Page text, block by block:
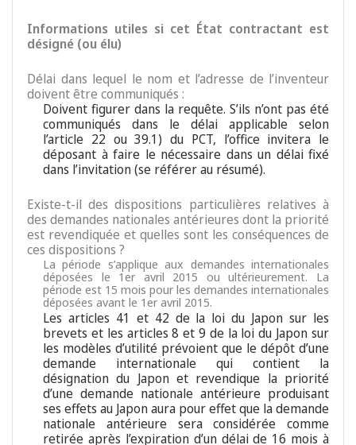
Informations utiles si cet État contractant est
désigné (ou élu)
Délai dans lequel le nom et l’adresse de l’inventeur
doivent être communiqués :
Doivent figurer dans la requête. S’ils n’ont pas été
communiqués dans le délai applicable selon
l’article 22 ou 39.1) du PCT, l’office invitera le
déposant à faire le nécessaire dans un délai fixé
dans l’invitation (se référer au résumé).
Existe-t-il des dispositions particulières relatives à
des demandes nationales antérieures dont la priorité
est revendiquée et quelles sont les conséquences de
ces dispositions ?
La période s’applique aux demandes internationales
déposées le 1er avril 2015 ou ultérieurement. La
période est 15 mois pour les demandes internationales
déposées avant le 1er avril 2015.
Les articles 41 et 42 de la loi du Japon sur les
brevets et les articles 8 et 9 de la loi du Japon sur
les modèles d’utilité prévoient que le dépôt d’une
demande internationale qui contient la
désignation du Japon et revendique la priorité
d’une demande nationale antérieure produisant
ses effets au Japon aura pour effet que la demande
nationale antérieure sera considérée comme
retirée après l’expiration d’un délai de 16 mois à